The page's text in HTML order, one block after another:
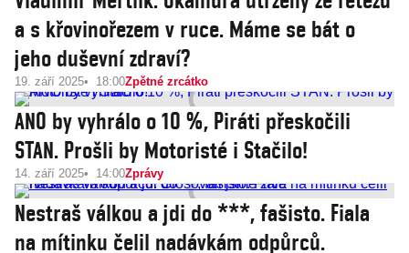
a s křovinořezem v ruce. Máme se bát o
jeho duševní zdraví?
19. září 2025 18:00Zpětné zrcátko
ANO by vyhrálo o 10 %, Piráti přeskočili
STAN. Prošli by Motoristé i Stačilo!
14. září 2025 14:00Zprávy
Nestraš válkou a jdi do ***, fašisto. Fiala
na mítinku čelil nadávkám odpůrců.